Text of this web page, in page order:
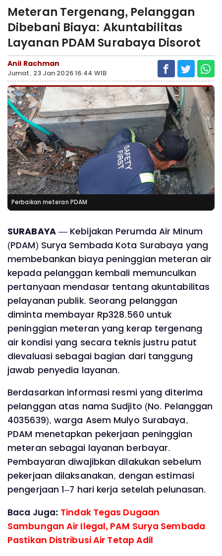
Meteran Tergenang, Pelanggan
Dibebani Biaya: Akuntabilitas
Layanan PDAM Surabaya Disorot
Anil Rachman
Jumat, 23 Jan 2026 16:44 WIB
Perbaikan meteran PDAM
SURABAYA— Kebijakan Perumda Air Minum
(PDAM) Surya Sembada Kota Surabaya yang
membebankan biaya peninggian meteran air
kepada pelanggan kembali memunculkan
pertanyaan mendasar tentang akuntabilitas
pelayanan publik. Seorang pelanggan
diminta membayar Rp328.560 untuk
peninggian meteran yang kerap tergenang
air kondisi yang secara teknis justru patut
dievaluasi sebagai bagian dari tanggung
jawab penyedia layanan.
Berdasarkan informasi resmi yang diterima
pelanggan atas nama Sudjito (No. Pelanggan
4035639), warga Asem Mulyo Surabaya,
PDAM menetapkan pekerjaan peninggian
meteran sebagai layanan berbayar.
Pembayaran diwajibkan dilakukan sebelum
pekerjaan dilaksanakan, dengan estimasi
pengerjaan 1–7 hari kerja setelah pelunasan.
Baca Juga: Tindak Tegas Dugaan
Sambungan Air Ilegal, PAM Surya Sembada
Pastikan Distribusi Air Tetap Adil